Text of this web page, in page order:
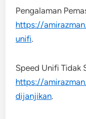
Pengalaman
https://
unifi.
Speed Unifi Tidak
https://
dijanjikan.